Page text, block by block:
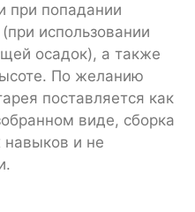
при попадании
использовании
осадок), а также
По желанию
поставляется как
виде, сборка
навыков и не